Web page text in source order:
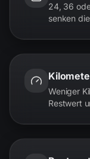
24, 36
senken
Weniger
Restwert